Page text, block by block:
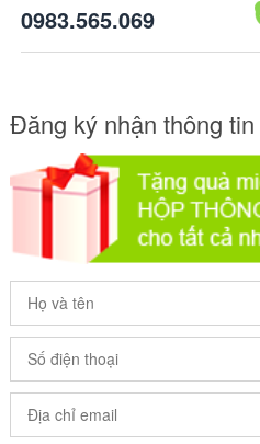
0983.565.069
Đăng ký nhận thông